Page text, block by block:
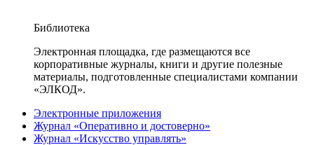
Библиотека
Электронная площадка, где размещаются все
корпоративные журналы, книги и другие полезные
материалы, подготовленные специалистами компании
«ЭЛКОД».
Электронные приложения
Журнал «Оперативно и достоверно»
Журнал «Искусство управлять»